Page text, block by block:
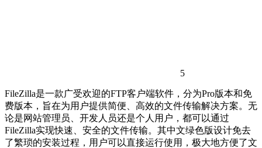
5
FileZilla是一款广受欢迎的FTP客户端软件，分为Pro版本和免
费版本，旨在为用户提供简便、高效的文件传输解决方案。无
论是网站管理员、开发人员还是个人用户，都可以通过
FileZilla实现快速、安全的文件传输。其中文绿色版设计免去
了繁琐的安装过程，用户可以直接运行使用，极大地方便了文